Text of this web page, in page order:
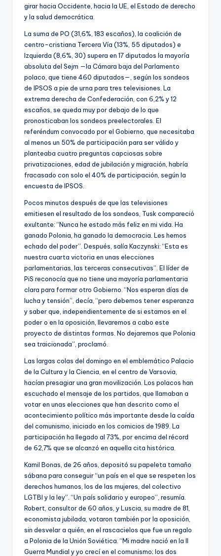
girar hacia Occidente, hacia la UE, el Estado de derecho
y la salud democrática.
La suma de PO (31,6%, 183 escaños), la coalición de
centro-cristiana Tercera Vía (13%, 55 diputados) e
Izquierda (8,6%, 30) supera en 17 diputados la mayoría
absoluta del Sejm —la Cámara baja del Parlamento
polaco, que tiene 460 diputados—, según los sondeos
de IPSOS a pie de urna para tres televisiones. La
extrema derecha de Confederación, con 6,2% y 12
escaños, se queda muy por debajo de lo que
pronosticaban los sondeos preelectorales. El
referéndum convocado por el Gobierno, que necesitaba
al menos un 50% de participación para ser válido y
planteaba cuatro preguntas capciosas sobre
privatizaciones, edad de jubilación y migración, habría
fracasado con solo el 40% de participación, según la
encuesta de IPSOS.
Pocos minutos después de que las televisiones
emitiesen el resultado de los sondeos, Tusk compareció
exultante: “Nunca he estado más feliz en mi vida. Ha
ganado Polonia, ha ganado la democracia. Les hemos
echado del poder”. Después, salía Kaczynski: “Esta es
nuestra cuarta victoria en unas elecciones
parlamentarias, las terceras consecutivas”. El líder de
PiS reconocía que no tiene una mayoría parlamentaria
clara para formar otro Gobierno. “Nos esperan días de
lucha y tensión”, decía, “pero debemos tener esperanza
y saber que, independientemente de si estamos en el
poder o en la oposición, llevaremos a cabo este
proyecto de distintas formas. No dejaremos que Polonia
sea traicionada”, proclamó.
Las largas colas del domingo en el emblemático Palacio
de la Cultura y la Ciencia, en el centro de Varsovia,
hacían presagiar una gran movilización. Los polacos han
escuchado el mensaje de los partidos, que llamaban a
votar en unas elecciones que han descrito como el
acontecimiento político más importante desde la caída
del comunismo, iniciado en los comicios de 1989. La
participación ha llegado al 73%, por encima del récord
de 62,7% que se alcanzó en aquella cita histórica.
Kamil Bonas, de 26 años, depositó su papeleta tamaño
sábana para conseguir “un país en el que se respeten los
derechos humanos, los de las mujeres, del colectivo
LGTBI y la ley”. “Un país solidario y europeo”, resumía.
Robert, consultor de 60 años, y Luscia, su madre de 81,
economista jubilada, votaron también por la oposición,
sin desvelar a quién, en el rascacielos que fue un regalo
a Polonia de la Unión Soviética. “Mi madre nació en la II
Guerra Mundial y yo crecí en el comunismo; los dos